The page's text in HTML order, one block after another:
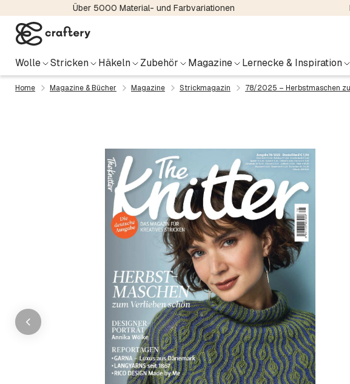
Über 5000 Material- und Farbvariationen
Wolle Stricken Häkeln Zubehör Magazine Lernecke & Inspiration
Home Magazine & Bücher Magazine Strickmagazin 78/2025 – Herbstmaschen